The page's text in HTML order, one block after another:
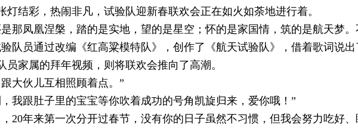
灯结彩，热闹非凡，试验队迎新春联欢会正在如火如荼地进行着。
凤凰涅槃，踏的是实地，望的是星空；怀的是家国情，筑的是航天梦。
队员通过改编《红高粱模特队》，创作了《航天试验队》，借着歌词说出
家属的拜年视频，则将联欢会推向了高潮。
伙儿互相照顾着点。”
跟肚子里的宝宝等你吹着成功的号角凯旋归来，爱你哦！”
年来第一次分开过春节，没有你的日子虽然不习惯，但我会努力吃好、